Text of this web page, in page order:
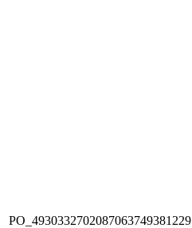
PO_4930332702087063749381229